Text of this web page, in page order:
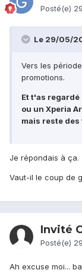
Posté(e)
Le 29/05/
Vers les
promotions.
Et t'as regardé
ou un Xperia
mais reste des
Je répondais à ça.
Vaut-il le coup de
Invité
Posté(e)
Ah excuse moi...